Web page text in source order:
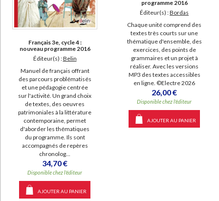
Français 3e, cycle 4 :
nouveau programme 2016
Éditeur(s) :Belin
Manuel de français offrant
des parcours problématisés
et une pédagogie centrée
sur l'activité. Un grand choix
de textes, des oeuvres
patrimoniales à la littérature
contemporaine, permet
d'aborder les thématiques
du programme. Ils sont
accompagnés de repères
chronolog...
34,70 €
Disponible chez l'éditeur
AJOUTER AU PANIER
programme 2016
Éditeur(s) :Bordas
Chaque unité comprend des
textes très courts sur une
thématique d'ensemble, des
exercices, des points de
grammaires et un projet à
réaliser. Avec les versions
MP3 des textes accessibles
en ligne. ©Electre 2026
26,00 €
Disponible chez l'éditeur
AJOUTER AU PANIER